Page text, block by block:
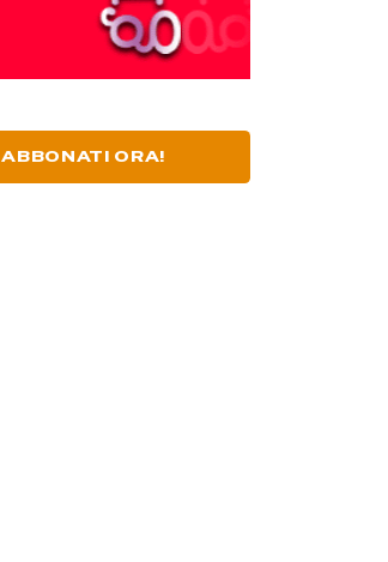
ABBONATI ORA!